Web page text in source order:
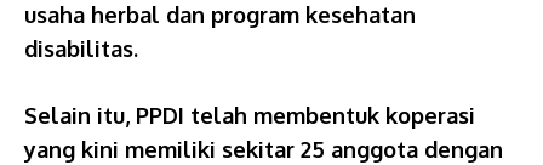
usaha herbal dan program kesehatan
disabilitas.
Selain itu, PPDI telah membentuk koperasi
yang kini memiliki sekitar 25 anggota dengan